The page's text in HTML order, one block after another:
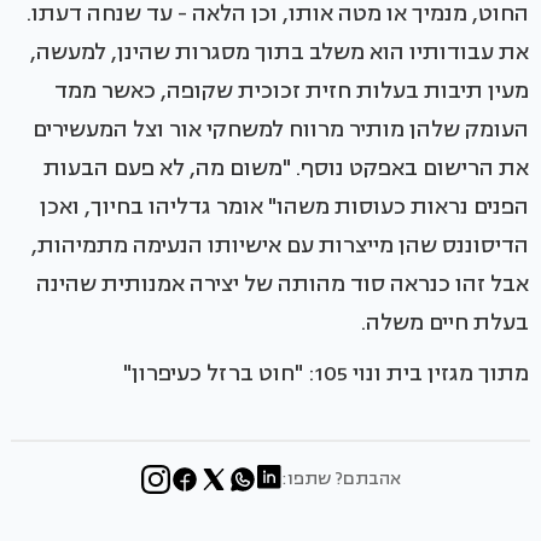
החוט, מנמיך או מטה אותו, וכן הלאה - עד שנחה דעתו.
את עבודותיו הוא משלב בתוך מסגרות שהינן, למעשה,
מעין תיבות בעלות חזית זכוכית שקופה, כאשר ממד
העומק שלהן מותיר מרווח למשחקי אור וצל המעשירים
את הרישום באפקט נוסף. "משום מה, לא פעם הבעות
הפנים נראות כעוסות משהו" אומר גדליהו בחיוך, ואכן
הדיסוננס שהן מייצרות עם אישיותו הנעימה מתמיהות,
אבל זהו כנראה סוד מהותה של יצירה אמנותית שהינה
בעלת חיים משלה.
מתוך מגזין בית ונוי 105: "חוט ברזל כעיפרון"
אהבתם? שתפו: